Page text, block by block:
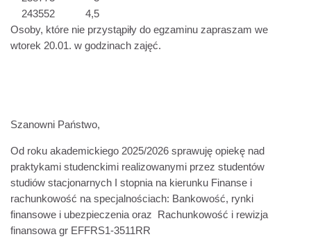
243552
4,5
Osoby, które nie przystąpiły do egzaminu zapraszam we
wtorek 20.01. w godzinach zajęć.
Szanowni Państwo,
Od roku akademickiego 2025/2026 sprawuję opiekę nad
praktykami studenckimi realizowanymi przez studentów
studiów stacjonarnych I stopnia na kierunku Finanse i
rachunkowość na specjalnościach: Bankowość, rynki
finansowe i ubezpieczenia oraz Rachunkowość i rewizja
finansowa gr EFFRS1-3511RR